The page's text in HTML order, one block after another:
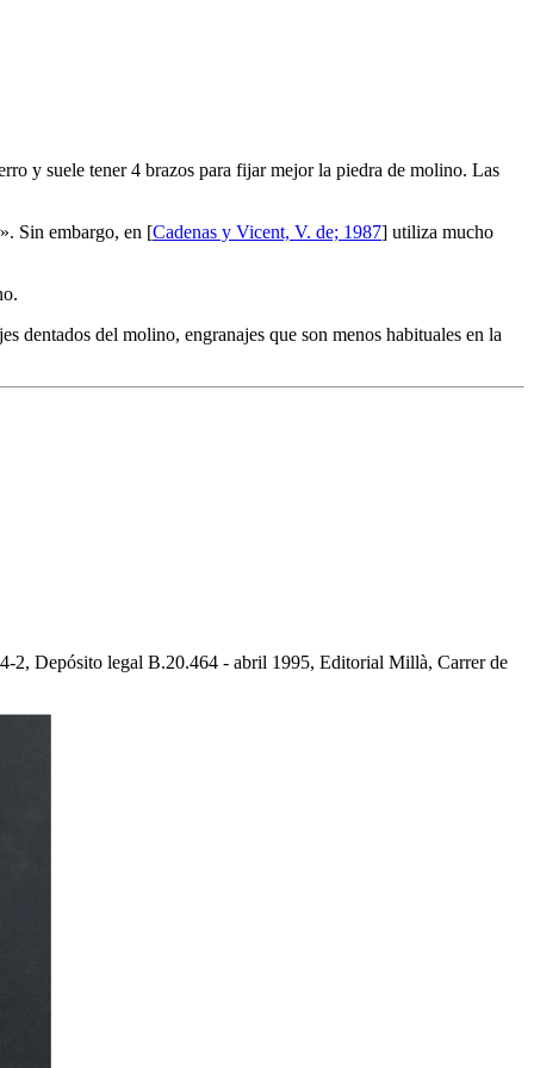
y suele tener 4 brazos para fijar mejor la piedra de molino. Las
». Sin embargo, en [Cadenas y Vicent, V. de; 1987] utiliza mucho
dentados del molino, engranajes que son menos habituales en la
2, Depósito legal B.20.464 - abril 1995, Editorial Millà, Carrer de